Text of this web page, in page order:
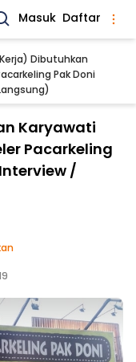
Masuk Daftar
Dibutuhkan
Pak Doni
Karyawati
Pacarkeling
/